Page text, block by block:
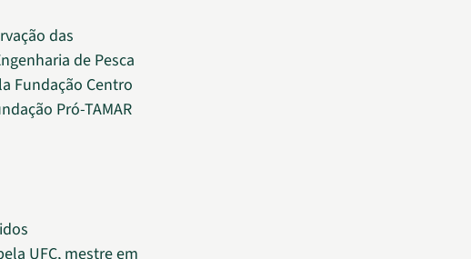
das
de Pesca
Fundação Centro
Pró-TAMAR
UFC, mestre em